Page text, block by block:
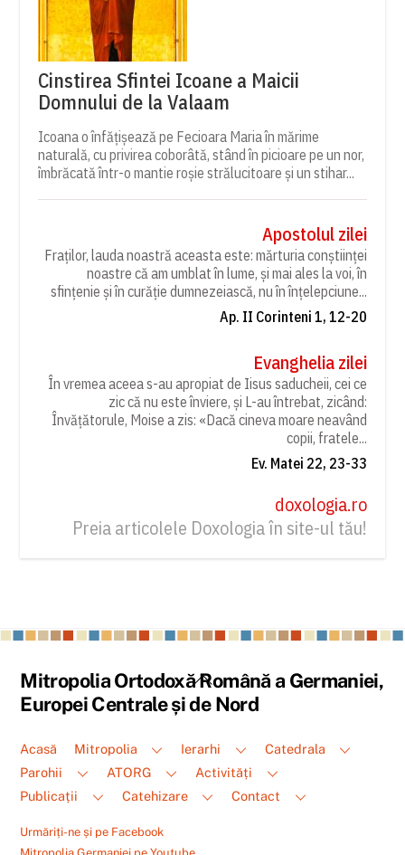
Cinstirea Sfintei Icoane a Maicii
Domnului de la Valaam
Icoana o înfățișează pe Fecioara Maria în mărime
naturală, cu privirea coborâtă, stând în picioare pe un nor,
îmbrăcată într-o mantie roșie strălucitoare și un stihar...
Apostolul zilei
Fraților, lauda noastră aceasta este: mărturia conștiinței
noastre că am umblat în lume, și mai ales la voi, în
sfințenie și în curăție dumnezeiască, nu în înțelepciune...
Ap. II Corinteni 1, 12-20
Evanghelia zilei
În vremea aceea s-au apropiat de Iisus saducheii, cei ce
zic că nu este înviere, și L-au întrebat, zicând:
Învățătorule, Moise a zis: «Dacă cineva moare neavând
copii, fratele...
Ev. Matei 22, 23-33
doxologia.ro
Preia articolele Doxologia în site-ul tău!
Back
To
Mitropolia Ortodoxă Română a Germaniei,
Europei Centrale și de Nord
Acasă Mitropolia Ierarhi
Catedrala
Parohii
ATORG
Activități
Publicații
Catehizare Contact
Urmăriți-ne și pe Facebook